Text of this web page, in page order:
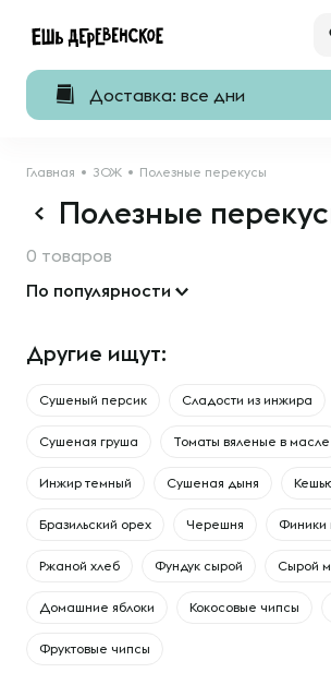
Доставка: все дни
Главная ЗОЖ Полезные перекусы
Полезные
0 товаров
По популярности
Другие ищут:
Сушеный персик Сладости из инжира
Сушеная груша Томаты вяленые в масле
Инжир темный Сушеная дыня
Бразильский орех Черешня Финики
Ржаной хлеб Фундук сырой Сырой
Домашние яблоки Кокосовые чипсы
Фруктовые чипсы